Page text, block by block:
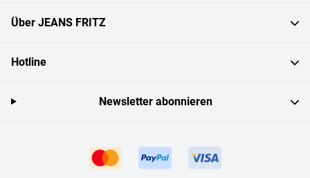
Über JEANS FRITZ
Hotline
Newsletter abonnieren